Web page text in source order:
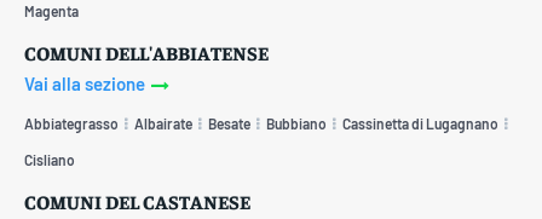
Magenta
COMUNI DELL'ABBIATENSE
Vai alla sezione
Abbiategrasso Albairate Besate Bubbiano Cassinetta di Lugagnano
Cisliano
COMUNI DEL CASTANESE